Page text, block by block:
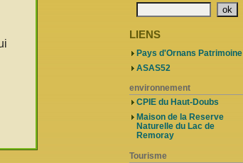
LIENS
Pays d'Ornans Patrimoine
ASAS52
environnement
CPIE du Haut-Doubs
Maison de la Reserve
Naturelle du Lac de
Remoray
Tourisme